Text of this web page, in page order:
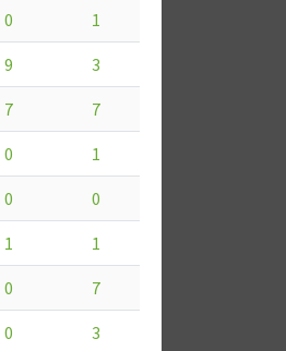
0 1
9 3
7 7
0 1
0 0
1 1
0 7
0 3